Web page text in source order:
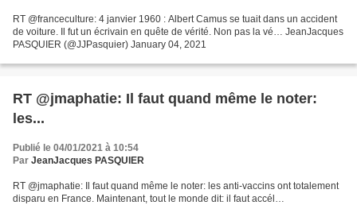
RT @franceculture: 4 janvier 1960 : Albert Camus se tuait dans un accident
de voiture. Il fut un écrivain en quête de vérité. Non pas la vé… JeanJacques
PASQUIER (@JJPasquier) January 04, 2021
RT @jmaphatie: Il faut quand même le noter:
les...
Publié le 04/01/2021 à 10:54
Par JeanJacques PASQUIER
RT @jmaphatie: Il faut quand même le noter: les anti-vaccins ont totalement
disparu en France. Maintenant, tout le monde dit: il faut accél…